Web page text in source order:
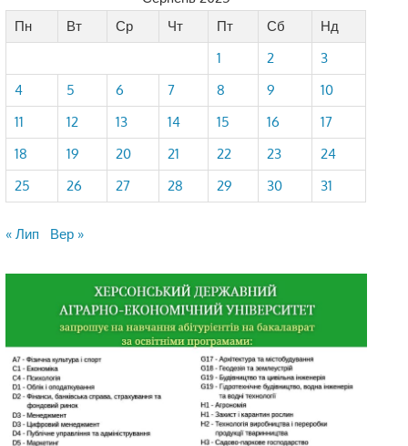
Пн
Вт Ср Чт Пт Сб
Нд
1
2
3
4
5 6 7 8 9
10
11
12 13 14 15 16
17
18
19 20 21 22 23
24
25
26 27 28 29 30 31
« Лип Вер »